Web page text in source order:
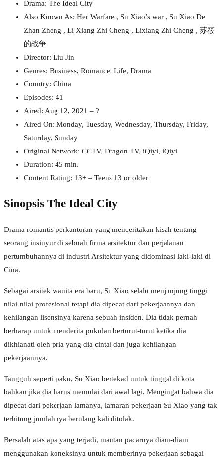
Drama: The Ideal City
Also Known As: Her Warfare , Su Xiao’s war , Su Xiao De
Zhan Zheng , Li Xiang Zhi Cheng , Lixiang Zhi Cheng , 苏筱
的战争
Director: Liu Jin
Genres: Business, Romance, Life, Drama
Country: China
Episodes: 41
Aired: Aug 12, 2021 – ?
Aired On: Monday, Tuesday, Wednesday, Thursday, Friday,
Saturday, Sunday
Original Network: CCTV, Dragon TV, iQiyi, iQiyi
Duration: 45 min.
Content Rating: 13+ – Teens 13 or older
Sinopsis The Ideal City
Drama romantis perkantoran yang menceritakan kisah tentang
seorang insinyur di sebuah firma arsitektur dan perjalanan
pertumbuhannya di industri Arsitektur yang didominasi laki-laki di
Cina.
Sebagai arsitek wanita era baru, Su Xiao selalu menjunjung tinggi
nilai-nilai profesional tetapi dia dipecat dari pekerjaannya dan
kehilangan lisensinya karena sebuah insiden. Dia tidak pernah
berharap untuk menderita pukulan berturut-turut ketika dia
dikhianati oleh pria yang dia cintai dan juga kehilangan
pekerjaannya.
Tangguh seperti paku, Su Xiao bertekad untuk tinggal di kota
bahkan jika dia harus memulai dari awal lagi. Mengingat bahwa dia
dipecat dari pekerjaan lamanya, lamaran pekerjaan Su Xiao yang tak
terhitung jumlahnya berulang kali ditolak.
Bersalah atas apa yang terjadi, mantan pacarnya diam-diam
menggunakan koneksinya untuk memberinya pekerjaan sebagai